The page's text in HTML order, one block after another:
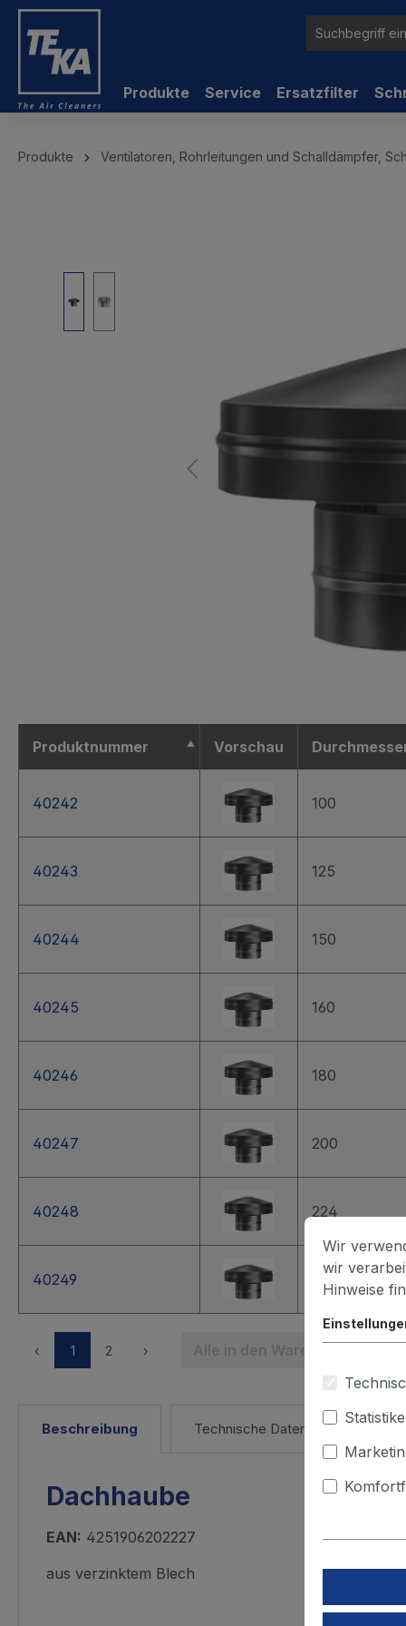
Produkte Service Ersatzfilter
Produkte Ventilatoren, Rohrleitungen und Schalldämpfer,
Produktnummer Vorschau
40242 100
40243 125
40244 150
40245 160
40246 180
40247 200
40248 224
40249 250
‹ 1 2 › Alle in den Warenkorb
Beschreibung Technische Daten
Dachhaube
EAN: 4251906202227
aus verzinktem Blech
Wir
wir
Hinweise